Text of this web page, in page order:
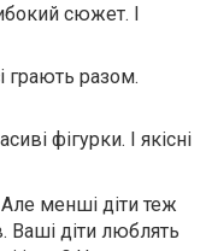
сюжет. І
грають разом.
фігурки. І якісні
менші діти теж
Ваші діти люблять